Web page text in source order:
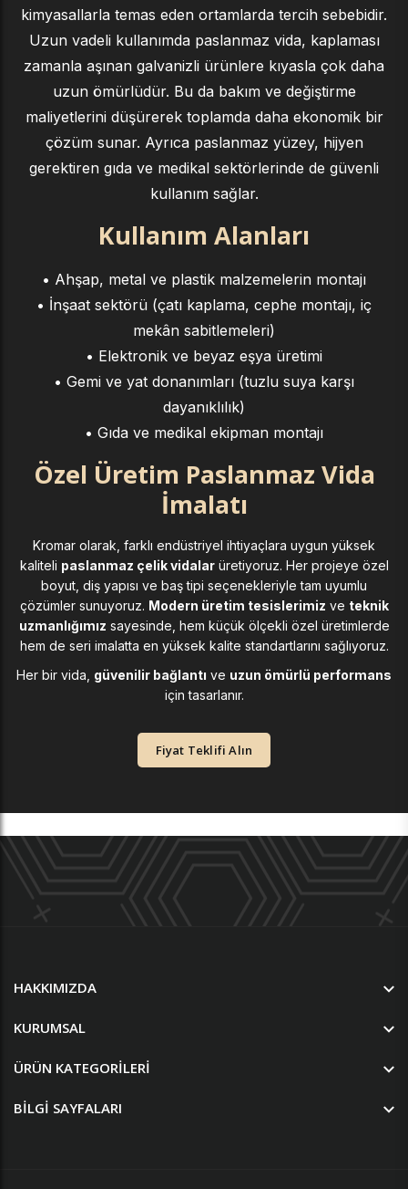
kimyasallarla temas eden ortamlarda tercih sebebidir.
Uzun vadeli kullanımda paslanmaz vida, kaplaması
zamanla aşınan galvanizli ürünlere kıyasla çok daha
uzun ömürlüdür. Bu da bakım ve değiştirme
maliyetlerini düşürerek toplamda daha ekonomik bir
çözüm sunar. Ayrıca paslanmaz yüzey, hijyen
gerektiren gıda ve medikal sektörlerinde de güvenli
kullanım sağlar.
Kullanım Alanları
• Ahşap, metal ve plastik malzemelerin montajı
• İnşaat sektörü (çatı kaplama, cephe montajı, iç
mekân sabitlemeleri)
• Elektronik ve beyaz eşya üretimi
• Gemi ve yat donanımları (tuzlu suya karşı
dayanıklılık)
• Gıda ve medikal ekipman montajı
Özel Üretim Paslanmaz Vida
İmalatı
Kromar olarak, farklı endüstriyel ihtiyaçlara uygun yüksek
kaliteli paslanmaz çelik vidalarüretiyoruz. Her projeye özel
boyut, diş yapısı ve baş tipi seçenekleriyle tam uyumlu
çözümler sunuyoruz. Modern üretim tesislerimiz ve teknik
uzmanlığımız sayesinde, hem küçük ölçekli özel üretimlerde
hem de seri imalatta en yüksek kalite standartlarını sağlıyoruz.
Her bir vida, güvenilir bağlantı ve uzun ömürlü performans
için tasarlanır.
Fiyat Teklifi Alın
HAKKIMIZDA
KURUMSAL
ÜRÜN KATEGORILERI
BILGI SAYFALARI